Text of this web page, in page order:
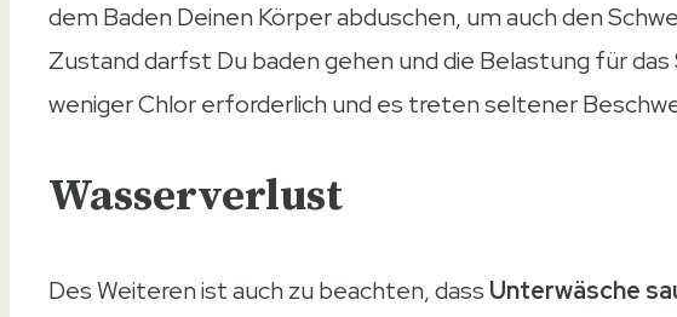
dem Baden Deinen Körper abduschen, um auch den
Zustand darfst Du baden gehen und die Belastung für
weniger Chlor erforderlich und es treten seltener
Wasserverlust
Des Weiteren ist auch zu beachten, dass Unterwäsche